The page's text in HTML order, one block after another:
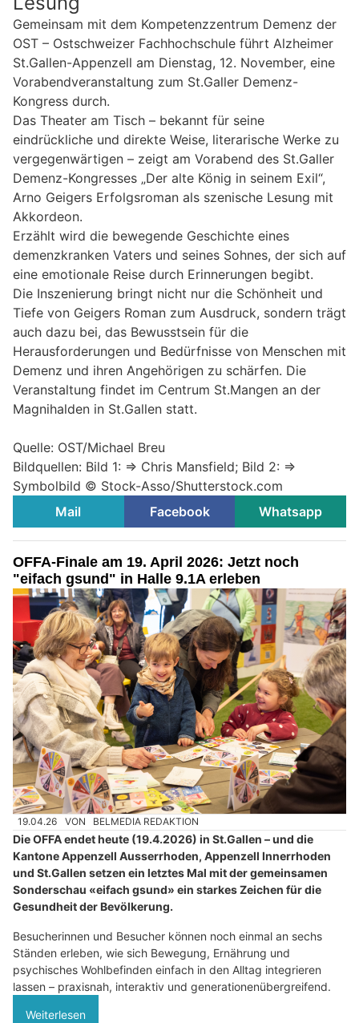
Gemeinsam mit dem Kompetenzzentrum Demenz der
OST – Ostschweizer Fachhochschule führt Alzheimer
St.Gallen-Appenzell am Dienstag, 12. November, eine
Vorabendveranstaltung zum St.Galler Demenz-
Kongress durch.
Das Theater am Tisch – bekannt für seine
eindrückliche und direkte Weise, literarische Werke zu
vergegenwärtigen – zeigt am Vorabend des St.Galler
Demenz-Kongresses „Der alte König in seinem Exil“,
Arno Geigers Erfolgsroman als szenische Lesung mit
Akkordeon.
Erzählt wird die bewegende Geschichte eines
demenzkranken Vaters und seines Sohnes, der sich auf
eine emotionale Reise durch Erinnerungen begibt.
Die Inszenierung bringt nicht nur die Schönheit und
Tiefe von Geigers Roman zum Ausdruck, sondern trägt
auch dazu bei, das Bewusstsein für die
Herausforderungen und Bedürfnisse von Menschen mit
Demenz und ihren Angehörigen zu schärfen. Die
Veranstaltung findet im Centrum St.Mangen an der
Magnihalden in St.Gallen statt.
Quelle: OST/Michael Breu
Bildquellen: Bild 1: => Chris Mansfield; Bild 2: =>
Symbolbild © Stock-Asso/Shutterstock.com
Mail
Facebook Whatsapp
OFFA-Finale am 19. April 2026: Jetzt noch
"eifach gsund" in Halle 9.1A erleben
19.04.26 VON BELMEDIA REDAKTION
Die OFFA endet heute (19.4.2026) in St.Gallen – und die
Kantone Appenzell Ausserrhoden, Appenzell Innerrhoden
und St.Gallen setzen ein letztes Mal mit der gemeinsamen
Sonderschau «eifach gsund» ein starkes Zeichen für die
Gesundheit der Bevölkerung.
Besucherinnen und Besucher können noch einmal an sechs
Ständen erleben, wie sich Bewegung, Ernährung und
psychisches Wohlbefinden einfach in den Alltag integrieren
lassen – praxisnah, interaktiv und generationenübergreifend.
Weiterlesen